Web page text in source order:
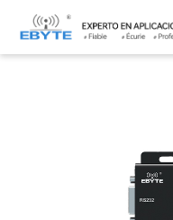
Home > Modem >